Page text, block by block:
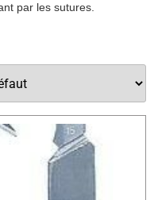
par les sutures.